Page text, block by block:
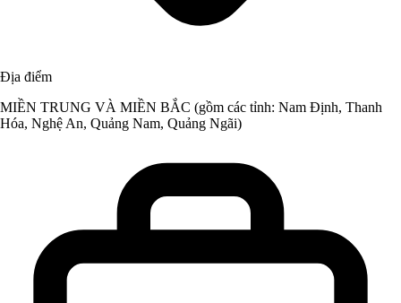
Địa điểm
MIỀN TRUNG VÀ MIỀN BẮC (gồm các tỉnh: Nam Định, Thanh
Hóa, Nghệ An, Quảng Nam, Quảng Ngãi)